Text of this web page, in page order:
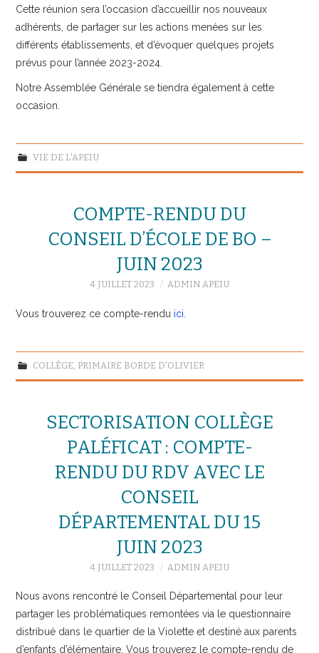
Cette réunion sera l’occasion d’accueillir nos nouveaux
adhérents, de partager sur les actions menées sur les
différents établissements, et d’évoquer quelques projets
prévus pour l’année 2023-2024.
Notre Assemblée Générale se tiendra également à cette
occasion.
VIE DE L'APEIU
COMPTE-RENDU DU
CONSEIL D’ÉCOLE DE BO –
JUIN 2023
4 JUILLET 2023 ADMIN APEIU
Vous trouverez ce compte-rendu ici
COLLÈGE, PRIMAIRE BORDE D'OLIVIER
SECTORISATION COLLÈGE
PALÉFICAT : COMPTE-
RENDU DU RDV AVEC LE
CONSEIL
DÉPARTEMENTAL DU 15
JUIN 2023
4 JUILLET 2023 ADMIN APEIU
Nous avons rencontré le Conseil Départemental pour leur
partager les problématiques remontées via le questionnaire
distribué dans le quartier de la Violette et destiné aux parents
d’enfants d’élémentaire. Vous trouverez le compte-rendu de